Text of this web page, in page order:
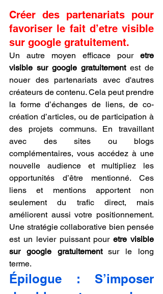
Créer des partenariats pour
favoriser le fait d’etre visible
sur google gratuitement.
Un autre moyen efficace pour etre
visible sur google gratuitement est de
nouer des partenariats avec d'autres
créateurs de contenu. Cela peut prendre
la forme d’échanges de liens, de co-
création d’articles, ou de participation à
des projets communs. En travaillant
avec des sites ou blogs
complémentaires, vous accédez à une
nouvelle audience et multipliez les
opportunités d’être mentionné. Ces
liens et mentions apportent non
seulement du trafic direct, mais
améliorent aussi votre positionnement.
Une stratégie collaborative bien pensée
est un levier puissant pour etre visible
sur google gratuitement sur le long
terme.
Épilogue : S’imposer